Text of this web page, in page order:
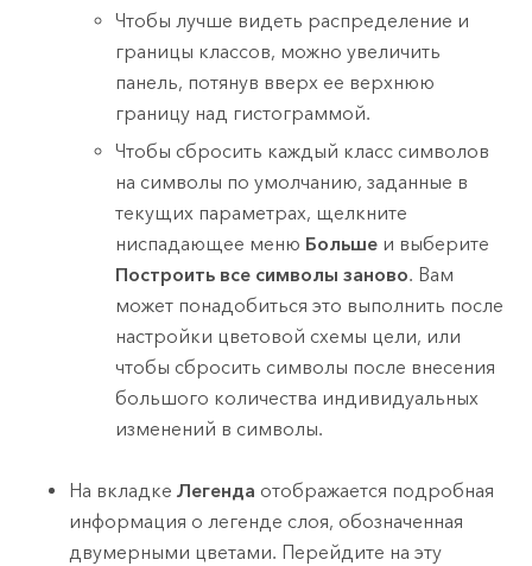
Чтобы лучше видеть распределение и
границы классов, можно увеличить
панель, потянув вверх ее верхнюю
границу над гистограммой.
Чтобы сбросить каждый класс символов
на символы по умолчанию, заданные в
текущих параметрах, щелкните
ниспадающее меню Больше и выберите
Построить все символы заново. Вам
может понадобиться это выполнить после
настройки цветовой схемы цели, или
чтобы сбросить символы после внесения
большого количества индивидуальных
изменений в символы.
На вкладкеЛегенда отображается подробная
информация о легенде слоя, обозначенная
двумерными цветами. Перейдите на эту